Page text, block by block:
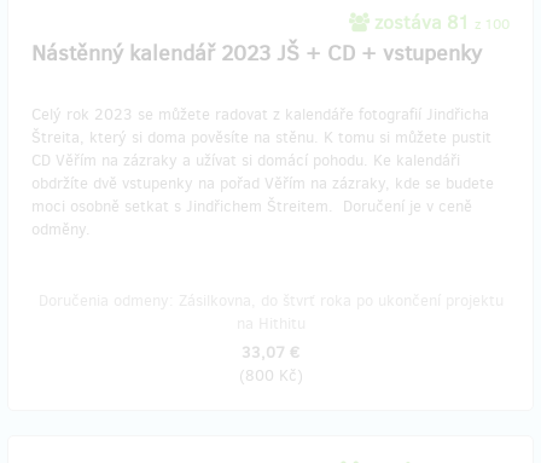
zostáva 81 z 100
Nástěnný kalendář 2023 JŠ + CD + vstupenky
Celý rok 2023 se můžete radovat z kalendáře fotografií Jindřicha
Štreita, který si doma pověsíte na stěnu. K tomu si můžete pustit
CD Věřím na zázraky a užívat si domácí pohodu. Ke kalendáři
obdržíte dvě vstupenky na pořad Věřím na zázraky, kde se budete
moci osobně setkat s Jindřichem Štreitem. Doručení je v ceně
odměny.
33,07 €
(800 Kč)